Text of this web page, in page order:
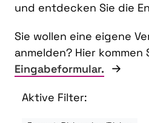
und entdecken Sie die
Sie wollen eine eigene
anmelden? Hier kommen
Eingabeformular.
Aktive Filter: